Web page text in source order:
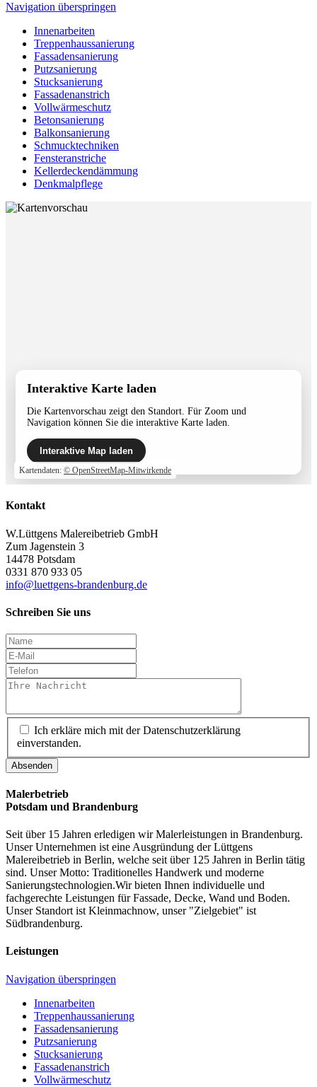
Navigation überspringen
Innenarbeiten
Treppenhaussanierung
Fassadensanierung
Putzsanierung
Stucksanierung
Fassadenanstrich
Vollwärmeschutz
Betonsanierung
Balkonsanierung
Schmucktechniken
Fensteranstriche
Kellerdeckendämmung
Denkmalpflege
Interaktive Karte laden
Die Kartenvorschau zeigt den Standort. Für Zoom und
Navigation können Sie die interaktive Karte laden.
Interaktive Map laden
Kartendaten: © OpenStreetMap-Mitwirkende
Kontakt
W.Lüttgens Malereibetrieb GmbH
Zum Jagenstein 3
14478 Potsdam
0331 870 933 05
info@luettgens-brandenburg.de
Schreiben Sie uns
Ich erkläre mich mit der Datenschutzerklärung
einverstanden.
Absenden
Malerbetrieb
Potsdam und Brandenburg
Seit über 15 Jahren erledigen wir Malerleistungen in Brandenburg.
Unser Unternehmen ist eine Ausgründung der Lüttgens
Malereibetrieb in Berlin, welche seit über 125 Jahren in Berlin tätig
sind. Unser Motto: Traditionelles Handwerk und moderne
Sanierungstechnologien.Wir bieten Ihnen individuelle und
fachgerechte Leistungen für Fassade, Decke, Wand und Boden.
Unser Standort ist Kleinmachnow, unser "Zielgebiet" ist
Südbrandenburg.
Leistungen
Navigation überspringen
Innenarbeiten
Treppenhaussanierung
Fassadensanierung
Putzsanierung
Stucksanierung
Fassadenanstrich
Vollwärmeschutz